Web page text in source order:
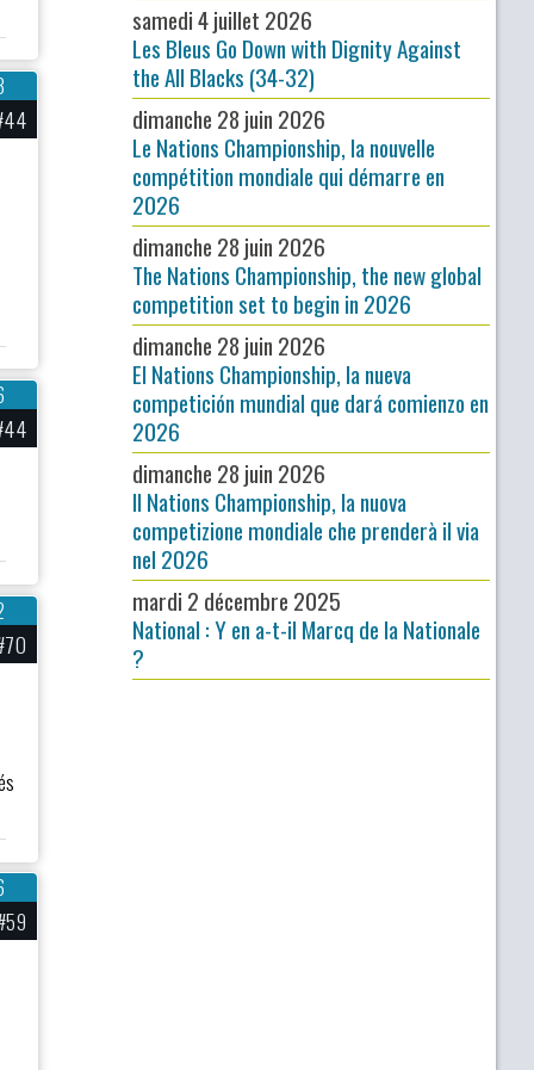
samedi 4 juillet 2026
Les Bleus Go Down with Dignity Against
the All Blacks (34-32)
dimanche 28 juin 2026
Le Nations Championship, la nouvelle
compétition mondiale qui démarre en
2026
dimanche 28 juin 2026
The Nations Championship, the new global
competition set to begin in 2026
dimanche 28 juin 2026
El Nations Championship, la nueva
competición mundial que dará comienzo en
2026
dimanche 28 juin 2026
Il Nations Championship, la nuova
competizione mondiale che prenderà il via
nel 2026
mardi 2 décembre 2025
National : Y en a-t-il Marcq de la Nationale
?